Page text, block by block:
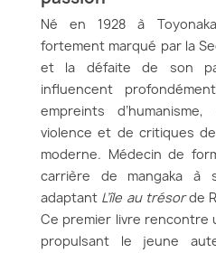
Né en 1928 à
fortement marqué par la
et la défaite de son
influencent
empreints
violence et de critiques
moderne. Médecin de
carrière de mangaka à
adaptant L’île au trésorde
Ce premier livre rencontre
propulsant le jeune